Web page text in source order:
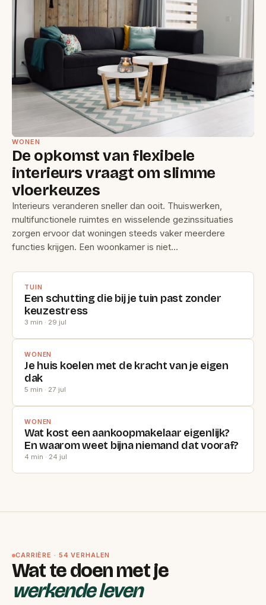
WONEN
De opkomst van flexibele
interieurs vraagt om slimme
vloerkeuzes
Interieurs veranderen sneller dan ooit. Thuiswerken,
multifunctionele ruimtes en wisselende gezinssituaties
zorgen ervoor dat woningen steeds vaker meerdere
functies krijgen. Een woonkamer is niet…
TUIN
Een schutting die bij je tuin past zonder
keuzestress
3 min · 29 jul
WONEN
Je huis koelen met de kracht van je eigen
dak
5 min · 27 jul
WONEN
Wat kost een aankoopmakelaar eigenlijk?
En waarom weet bijna niemand dat vooraf?
4 min · 24 jul
CARRIÈRE · 54 VERHALEN
Wat te doen met je
werkende leven